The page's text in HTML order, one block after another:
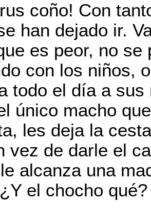
coño! Con
han dejado ir.
es peor, no
con los niños,
todo el día a
único macho
les deja la
vez de darle el
alcanza una
el chocho